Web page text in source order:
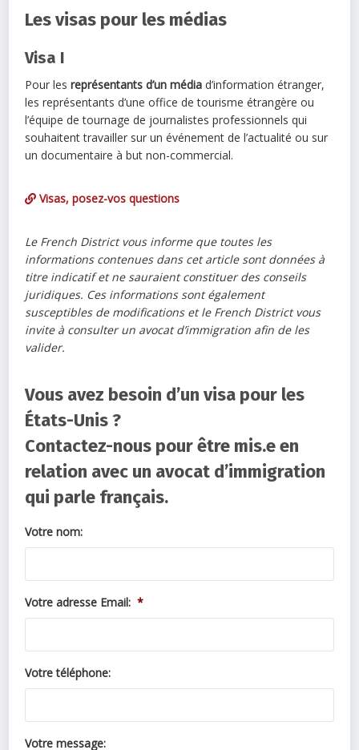
Les visas pour les médias
Visa I
Pour lesreprésentants d’un média d’information étranger,
les représentants d’une office de tourisme étrangère ou
l’équipe de tournage de journalistes professionnels qui
souhaitent travailler sur un événement de l’actualité ou sur
un documentaire à but non-commercial.
Visas, posez-vos questions
Le French District vous informe que toutes les
informations contenues dans cet article sont données à
titre indicatif et ne sauraient constituer des conseils
juridiques. Ces informations sont également
susceptibles de modifications et le French District vous
invite à consulter un avocat d’immigration afin de les
valider.
Vous avez besoin d’un visa pour les
États-Unis ?
Contactez-nous pour être mis.e en
relation avec un avocat d’immigration
qui parle français.
Votre nom:
Votre adresse Email: *
Votre téléphone:
Votre message: